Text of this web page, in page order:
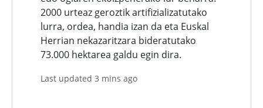
2000 urteaz geroztik artifizializatutako
lurra, ordea, handia izan da eta Euskal
Herrian nekazaritzara bideratutako
73.000 hektarea galdu egin dira.
Last updated 3 mins ago